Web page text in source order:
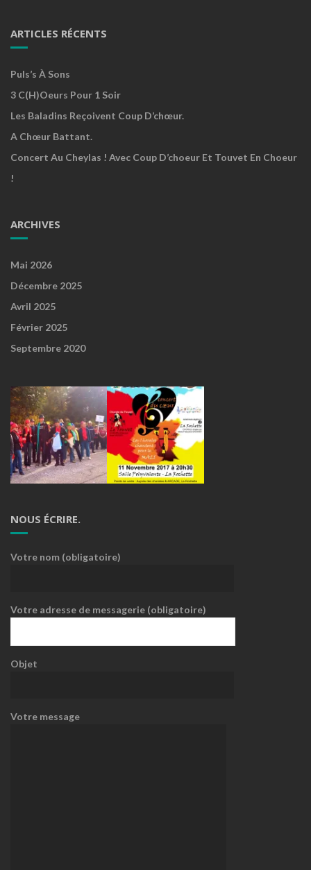
ARTICLES RÉCENTS
Puls’s À Sons
3 C(h)oeurs Pour 1 Soir
Les Baladins Reçoivent Coup D’chœur.
A Chœur Battant.
Concert Au Cheylas ! Avec Coup D’choeur Et Touvet En Choeur
!
ARCHIVES
Mai 2026
Décembre 2025
Avril 2025
Février 2025
Septembre 2020
NOUS ÉCRIRE.
Votre nom (obligatoire)
Votre adresse de messagerie (obligatoire)
Objet
Votre message